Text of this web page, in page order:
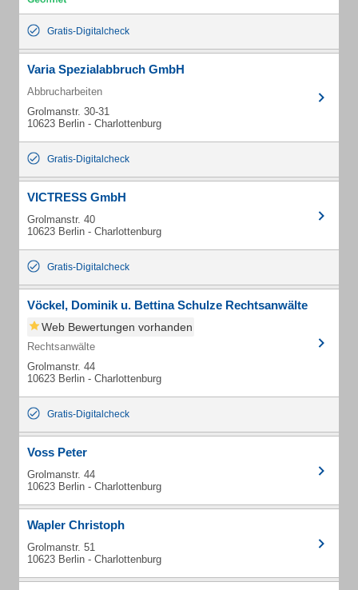
Gratis-Digitalcheck
Varia Spezialabbruch GmbH
Abbrucharbeiten
Grolmanstr. 30-31
10623 Berlin - Charlottenburg
Gratis-Digitalcheck
VICTRESS GmbH
Grolmanstr. 40
10623 Berlin - Charlottenburg
Gratis-Digitalcheck
Vöckel, Dominik u. Bettina Schulze Rechtsanwälte
Web Bewertungen vorhanden
Rechtsanwälte
Grolmanstr. 44
10623 Berlin - Charlottenburg
Gratis-Digitalcheck
Voss Peter
Grolmanstr. 44
10623 Berlin - Charlottenburg
Wapler Christoph
Grolmanstr. 51
10623 Berlin - Charlottenburg